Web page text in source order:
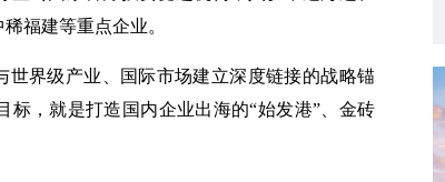
福建等重点企业。
世界级产业、国际市场建立深度链接的战略锚
标，就是打造国内企业出海的“始发港”、金砖